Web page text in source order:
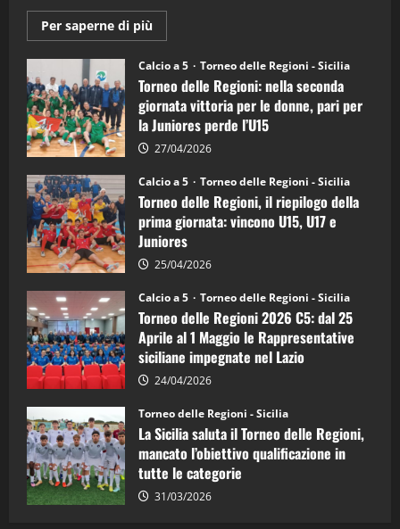
Per saperne di più
informazioni
Torneo
delle
Regioni
di
calcio
a
5:
la
Juniores
è
vicecampione
d’Italia
Calcio a 5 Torneo delle Regioni - Sicilia
Torneo delle Regioni: nella seconda
giornata vittoria per le donne, pari per
la Juniores perde l’U15
27/04/2026
Calcio a 5 Torneo delle Regioni - Sicilia
Torneo delle Regioni, il riepilogo della
prima giornata: vincono U15, U17 e
Juniores
25/04/2026
Calcio a 5 Torneo delle Regioni - Sicilia
Torneo delle Regioni 2026 C5: dal 25
Aprile al 1 Maggio le Rappresentative
siciliane impegnate nel Lazio
24/04/2026
Torneo delle Regioni - Sicilia
La Sicilia saluta il Torneo delle Regioni,
mancato l’obiettivo qualificazione in
tutte le categorie
31/03/2026